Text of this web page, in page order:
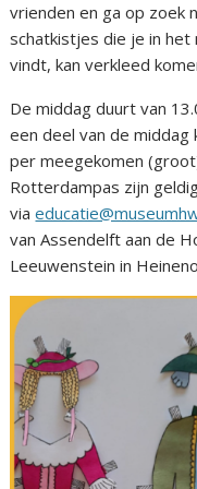
vrienden en ga op zoek
schatkistjes die je in het
vindt, kan verkleed
De middag duurt van
een deel van de middag
per meegekomen
Rotterdampas zijn
via
van Assendelft aan de
Leeuwenstein in